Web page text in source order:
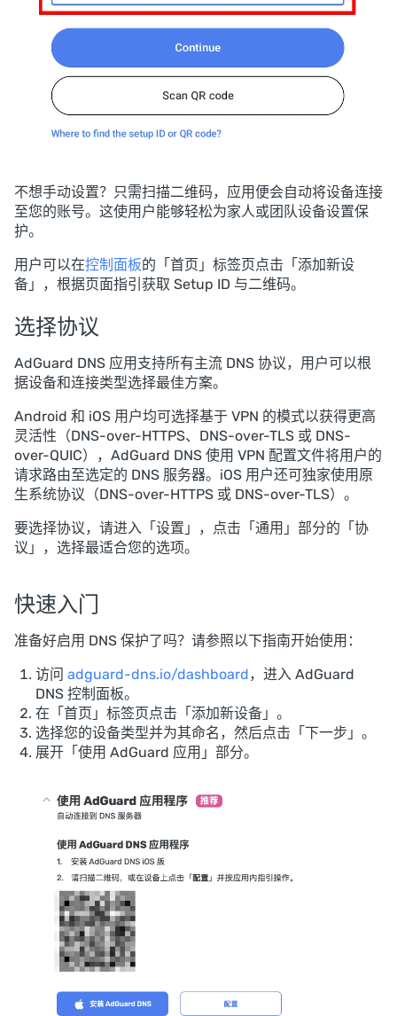
不想手动设置？只需扫描二维码，应用便会自动将设备连接
至您的账号。这使用户能够轻松为家人或团队设备设置保
护。
用户可以在控制面板的「首页」标签页点击「添加新设
备」，根据页面指引获取 Setup ID 与二维码。
选择协议
AdGuard DNS 应用支持所有主流 DNS 协议，用户可以根
据设备和连接类型选择最佳方案。
Android 和 iOS 用户均可选择基于 VPN 的模式以获得更高
灵活性（DNS-over-HTTPS、DNS-over-TLS 或 DNS-
over-QUIC），AdGuard DNS 使用 VPN 配置文件将用户的
请求路由至选定的 DNS 服务器。iOS 用户还可独家使用原
生系统协议（DNS-over-HTTPS 或 DNS-over-TLS）。
要选择协议，请进入「设置」，点击「通用」部分的「协
议」，选择最适合您的选项。
快速入门
准备好启用 DNS 保护了吗？请参照以下指南开始使用：
访问 adguard-dns.io/dashboard，进入 AdGuard
DNS 控制面板。
在「首页」标签页点击「添加新设备」。
选择您的设备类型并为其命名，然后点击「下一步」。
展开「使用 AdGuard 应用」部分。